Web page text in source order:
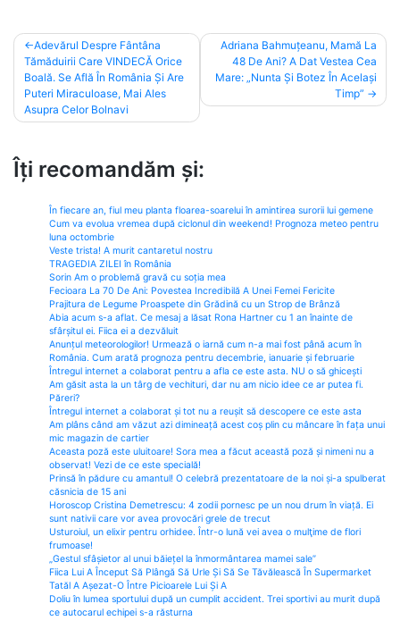
Post
navigation
Adevărul Despre Fântâna
Tămăduirii Care VINDECĂ Orice
Boală. Se Află În România Și Are
Puteri Miraculoase, Mai Ales
Asupra Celor Bolnavi
Adriana Bahmuțeanu, Mamă La
48 De Ani? A Dat Vestea Cea
Mare: „Nunta Și Botez În Același
Timp”
Îți recomandăm și:
În fiecare an, fiul meu planta floarea-soarelui în amintirea surorii lui gemene
Cum va evolua vremea după ciclonul din weekend! Prognoza meteo pentru
luna octombrie
Veste trista! A murit cantaretul nostru
TRAGEDIA ZILEI în România
Sorin Am o problemă gravă cu soția mea
Fecioara La 70 De Ani: Povestea Incredibilă A Unei Femei Fericite
Prajitura de Legume Proaspete din Grădină cu un Strop de Brânză
Abia acum s-a aflat. Ce mesaj a lăsat Rona Hartner cu 1 an înainte de
sfârșitul ei. Fiica ei a dezvăluit
Anunțul meteorologilor! Urmează o iarnă cum n-a mai fost până acum în
România. Cum arată prognoza pentru decembrie, ianuarie și februarie
Întregul internet a colaborat pentru a afla ce este asta. NU o să ghicești
Am găsit asta la un târg de vechituri, dar nu am nicio idee ce ar putea fi.
Păreri?
Întregul internet a colaborat și tot nu a reușit să descopere ce este asta
Am plâns când am văzut azi dimineață acest coș plin cu mâncare în fața unui
mic magazin de cartier
Aceasta poză este uluitoare! Sora mea a făcut această poză și nimeni nu a
observat! Vezi de ce este specială!
Prinsă în pădure cu amantul! O celebră prezentatoare de la noi și-a spulberat
căsnicia de 15 ani
Horoscop Cristina Demetrescu: 4 zodii pornesc pe un nou drum în viață. Ei
sunt nativii care vor avea provocări grele de trecut
Usturoiul, un elixir pentru orhidee. Într-o lună vei avea o mulţime de flori
frumoase!
„Gestul sfâșietor al unui băiețel la înmormântarea mamei sale”
Fiica Lui A Început Să Plângă Să Urle Și Să Se Tăvălească În Supermarket
Tatăl A Așezat-O Între Picioarele Lui Și A
Doliu în lumea sportului după un cumplit accident. Trei sportivi au murit după
ce autocarul echipei s-a răsturna